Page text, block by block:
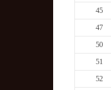
45
47
50
51
52